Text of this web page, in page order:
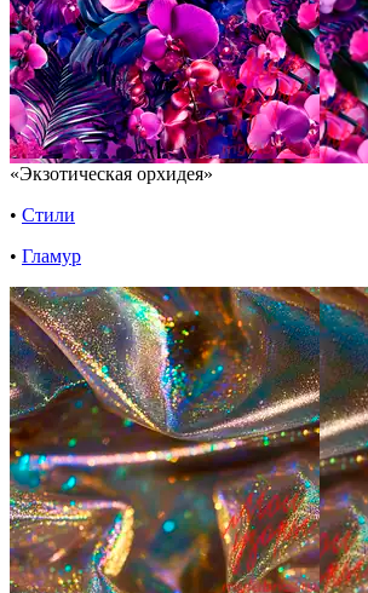
«Экзотическая орхидея»
• Стили
• Гламур